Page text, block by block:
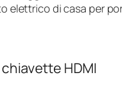
elettrico di casa per
HDMI